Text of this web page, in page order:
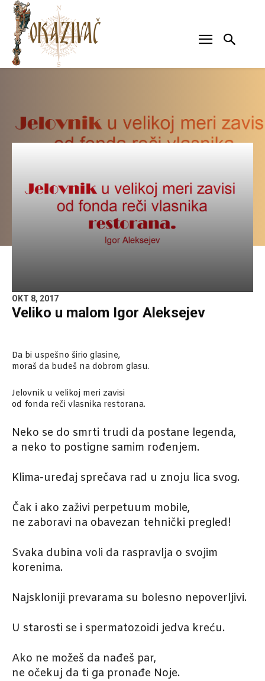
OKT 8, 2017
Veliko u malom Igor Aleksejev
Da bi uspešno širio glasine,
moraš da budeš na dobrom glasu.
Jelovnik u velikoj meri zavisi
od fonda reči vlasnika restorana.
Neko se do smrti trudi da postane legenda,
a neko to postigne samim rođenjem.
Klima-uređaj sprečava rad u znoju lica svog.
Čak i ako zaživi perpetuum mobile,
ne zaboravi na obavezan tehnički pregled!
Svaka dubina voli da raspravlja o svojim
korenima.
Najskloniji prevarama su bolesno nepoverljivi.
U starosti se i spermatozoidi jedva kreću.
Ako ne možeš da nađeš par,
ne očekuj da ti ga pronađe Noje.